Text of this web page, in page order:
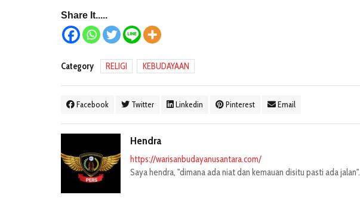
Share It.....
Category RELIGI KEBUDAYAAN
Facebook Twitter Linkedin Pinterest Email
Hendra
https://warisanbudayanusantara.com/
Saya hendra, "dimana ada niat dan kemauan disitu pasti ada jalan".